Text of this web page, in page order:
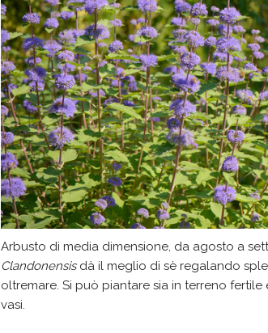
Arbusto di media dimensione, da agosto a
Clandonensisdà il meglio di sè regalando
oltremare. Si può piantare sia in terreno
vasi.